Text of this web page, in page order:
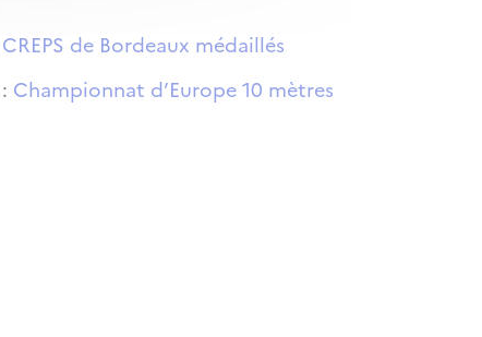
de Bordeaux médaillés
Championnat d’Europe 10 mètres